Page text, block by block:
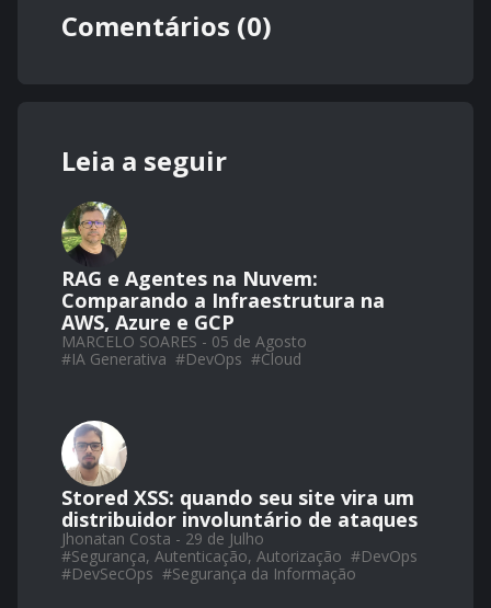
Comentários (0)
Leia a seguir
RAG e Agentes na Nuvem:
Comparando a Infraestrutura na
AWS, Azure e GCP
MARCELO SOARES - 05 de Agosto
#IA Generativa #DevOps #Cloud
Stored XSS: quando seu site vira um
distribuidor involuntário de ataques
Jhonatan Costa - 29 de Julho
#Segurança, Autenticação, Autorização #DevOps
#DevSecOps #Segurança da Informação